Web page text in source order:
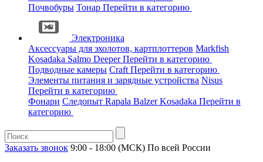
Почвобуры Тонар Перейти в категорию
Электроника
Аксессуары для эхолотов, картплоттеров Markfish
Kosadaka Salmo DeeperПерейти в категорию
Подводные камеры Craft Перейти в категорию
Элементы питания и зарядные устройства Nisus
Перейти в категорию
Фонари Следопыт Rapala BalzerKosadaka Перейти в
категорию
Заказать звонок 9:00 - 18:00 (МСК) По всей России